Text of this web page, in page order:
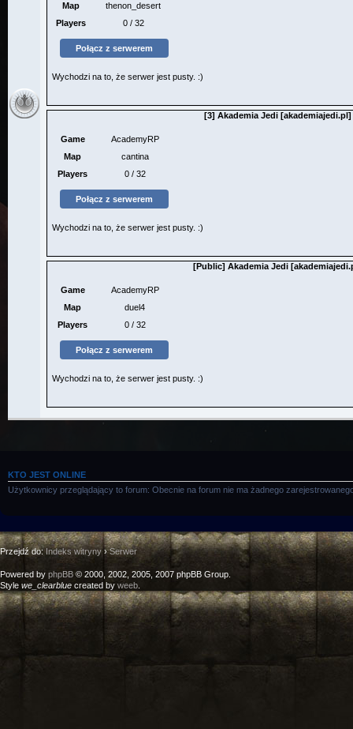
KTO JEST ONLINE
Użytkownicy przeglądający to forum: Obecnie na forum nie ma żadnego
Przejdź do:Indeks witryny›Serwer
Powered by phpBB © 2000, 2002, 2005, 2007 phpBB Group.
Style we_clearblue created by weeb